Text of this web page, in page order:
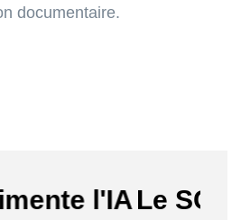
documentaire.
l'IA Le SCDI